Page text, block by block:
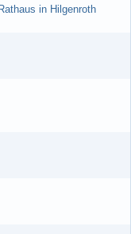
in Hilgenroth